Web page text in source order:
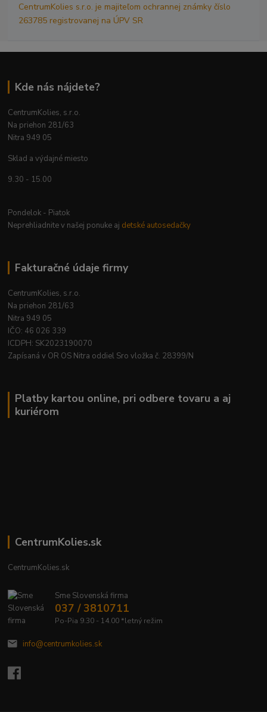
CentrumKolies s.r.o. je majiteľom ochrannej známky číslo
263785 registrovanej na ÚPV SR
Kde nás nájdete?
CentrumKolies, s.r.o.
Na priehon 281/63
Nitra 949 05
Sklad a výdajné miesto
9.30 - 15.00
Pondelok - Piatok
Neprehliadnite v našej ponuke aj detské autosedačky
Fakturačné údaje firmy
CentrumKolies, s.r.o.
Na priehon 281/63
Nitra 949 05
IČO: 46 026 339
ICDPH: SK2023190070
Zapísaná v OR OS Nitra oddiel Sro vložka č. 28399/N
Platby kartou online, pri odbere tovaru a aj
kuriérom
CentrumKolies.sk
CentrumKolies.sk
Sme Slovenská firma
037 / 3810711
Po-Pia 9.30 - 14.00 *letný režim
info@centrumkolies.sk